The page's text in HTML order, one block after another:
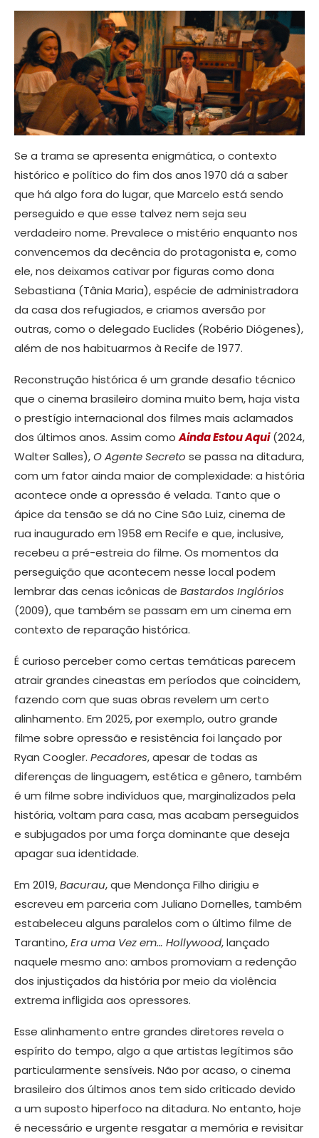
Se a trama se apresenta enigmática, o contexto
histórico e político do fim dos anos 1970 dá a saber
que há algo fora do lugar, que Marcelo está sendo
perseguido e que esse talvez nem seja seu
verdadeiro nome. Prevalece o mistério enquanto nos
convencemos da decência do protagonista e, como
ele, nos deixamos cativar por figuras como dona
Sebastiana (Tânia Maria), espécie de administradora
da casa dos refugiados, e criamos aversão por
outras, como o delegado Euclides (Robério Diógenes),
além de nos habituarmos à Recife de 1977.
Reconstrução histórica é um grande desafio técnico
que o cinema brasileiro domina muito bem, haja vista
o prestígio internacional dos filmes mais aclamados
dos últimos anos. Assim comoAinda Estou Aqui (2024,
Walter Salles),O Agente Secreto se passa na ditadura,
com um fator ainda maior de complexidade: a história
acontece onde a opressão é velada. Tanto que o
ápice da tensão se dá no Cine São Luiz, cinema de
rua inaugurado em 1958 em Recife e que, inclusive,
recebeu a pré-estreia do filme. Os momentos da
perseguição que acontecem nesse local podem
lembrar das cenas icônicas de Bastardos Inglórios
(2009), que também se passam em um cinema em
contexto de reparação histórica.
É curioso perceber como certas temáticas parecem
atrair grandes cineastas em períodos que coincidem,
fazendo com que suas obras revelem um certo
alinhamento. Em 2025, por exemplo, outro grande
filme sobre opressão e resistência foi lançado por
Ryan Coogler. Pecadores, apesar de todas as
diferenças de linguagem, estética e gênero, também
é um filme sobre indivíduos que, marginalizados pela
história, voltam para casa, mas acabam perseguidos
e subjugados por uma força dominante que deseja
apagar sua identidade.
Em 2019,Bacurau, que Mendonça Filho dirigiu e
escreveu em parceria com Juliano Dornelles, também
estabeleceu alguns paralelos com o último filme de
Tarantino,Era uma Vez em… Hollywood, lançado
naquele mesmo ano: ambos promoviam a redenção
dos injustiçados da história por meio da violência
extrema infligida aos opressores.
Esse alinhamento entre grandes diretores revela o
espírito do tempo, algo a que artistas legítimos são
particularmente sensíveis. Não por acaso, o cinema
brasileiro dos últimos anos tem sido criticado devido
a um suposto hiperfoco na ditadura. No entanto, hoje
é necessário e urgente resgatar a memória e revisitar